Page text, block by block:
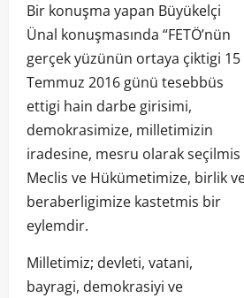
Bir konuşma yapan Büyükelçi
Ünal konuşmasında “FETÖ’nün
gerçek yüzünün ortaya çiktigi 15
Temmuz 2016 günü tesebbüs
ettigi hain darbe girisimi,
demokrasimize, milletimizin
iradesine, mesru olarak seçilmis
Meclis ve Hükümetimize, birlik
beraberligimize kastetmis bir
eylemdir.
Milletimiz; devleti, vatani,
bayragi, demokrasiyi ve